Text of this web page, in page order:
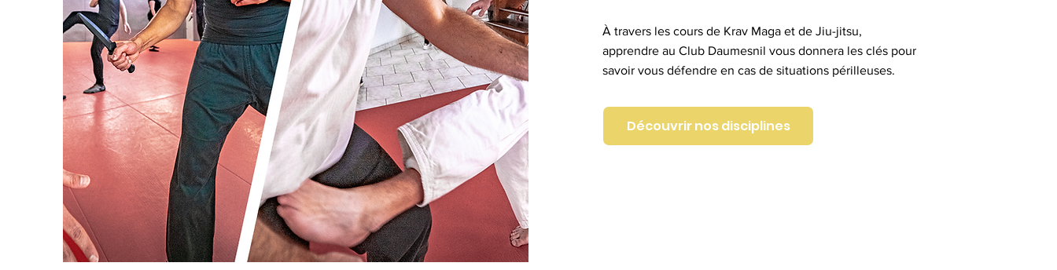
À travers les cours de Krav Maga et de Jiu-jitsu,
apprendre au Club Daumesnil vous donnera les clés pour
savoir vous défendre en cas de situations périlleuses.
Découvrir nos disciplines